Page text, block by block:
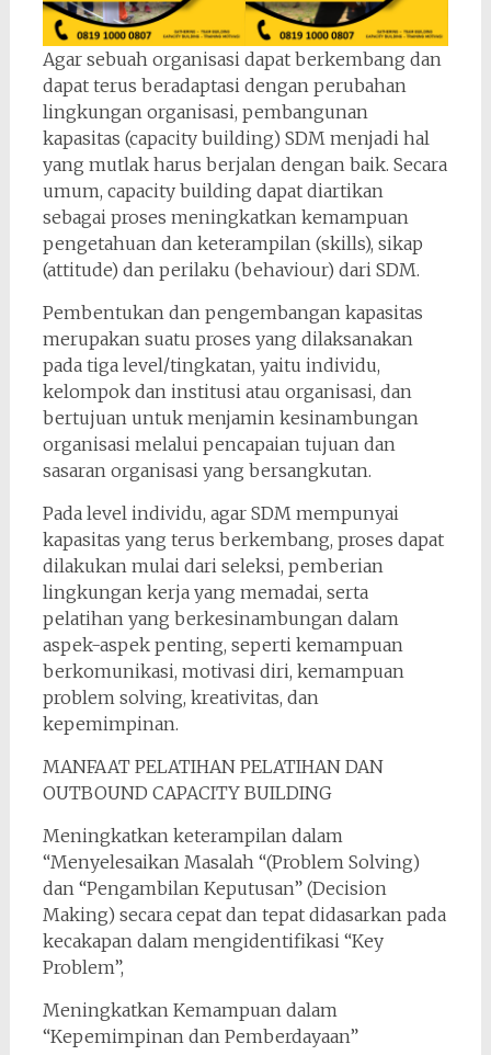
Agar sebuah organisasi dapat berkembang dan
dapat terus beradaptasi dengan perubahan
lingkungan organisasi, pembangunan
kapasitas (capacity building) SDM menjadi hal
yang mutlak harus berjalan dengan baik. Secara
umum, capacity building dapat diartikan
sebagai proses meningkatkan kemampuan
pengetahuan dan keterampilan (skills), sikap
(attitude) dan perilaku (behaviour) dari SDM.
Pembentukan dan pengembangan kapasitas
merupakan suatu proses yang dilaksanakan
pada tiga level/tingkatan, yaitu individu,
kelompok dan institusi atau organisasi, dan
bertujuan untuk menjamin kesinambungan
organisasi melalui pencapaian tujuan dan
sasaran organisasi yang bersangkutan.
Pada level individu, agar SDM mempunyai
kapasitas yang terus berkembang, proses dapat
dilakukan mulai dari seleksi, pemberian
lingkungan kerja yang memadai, serta
pelatihan yang berkesinambungan dalam
aspek-aspek penting, seperti kemampuan
berkomunikasi, motivasi diri, kemampuan
problem solving, kreativitas, dan
kepemimpinan.
MANFAAT PELATIHAN PELATIHAN DAN
OUTBOUND CAPACITY BUILDING
Meningkatkan keterampilan dalam
“Menyelesaikan Masalah “(Problem Solving)
dan “Pengambilan Keputusan” (Decision
Making) secara cepat dan tepat didasarkan pada
kecakapan dalam mengidentifikasi “Key
Problem”,
Meningkatkan Kemampuan dalam
“Kepemimpinan dan Pemberdayaan”